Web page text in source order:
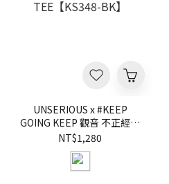
UNSERIOUS x #KEEP
GOING KEEP 觀音 不正經製
作 聯名款 黑色 短袖 短
TEE【KS348-BK】
NT$1,280